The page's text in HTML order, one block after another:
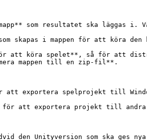
som resultatet ska läggas i.
skapas i mappen för att köra den
att köra spelet**, så för att
mappen till en zip-fil**.
att exportera spelprojekt till
att exportera projekt till andra
den Unityversion som ska ges nya